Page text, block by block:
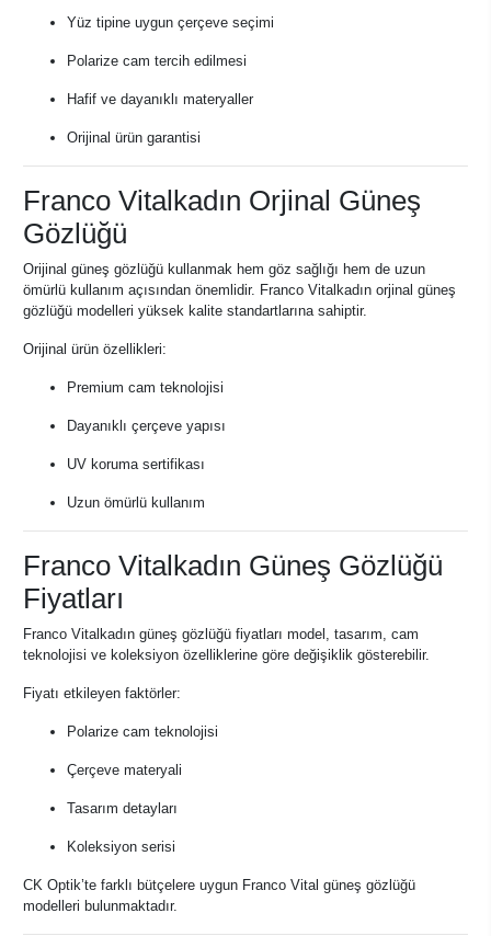
Yüz tipine uygun çerçeve seçimi
Polarize cam tercih edilmesi
Hafif ve dayanıklı materyaller
Orijinal ürün garantisi
Franco Vitalkadın Orjinal Güneş
Gözlüğü
Orijinal güneş gözlüğü kullanmak hem göz sağlığı hem de uzun
ömürlü kullanım açısından önemlidir. Franco Vitalkadın orjinal güneş
gözlüğü modelleri yüksek kalite standartlarına sahiptir.
Orijinal ürün özellikleri:
Premium cam teknolojisi
Dayanıklı çerçeve yapısı
UV koruma sertifikası
Uzun ömürlü kullanım
Franco Vitalkadın Güneş Gözlüğü
Fiyatları
Franco Vitalkadın güneş gözlüğü fiyatları model, tasarım, cam
teknolojisi ve koleksiyon özelliklerine göre değişiklik gösterebilir.
Fiyatı etkileyen faktörler:
Polarize cam teknolojisi
Çerçeve materyali
Tasarım detayları
Koleksiyon serisi
CK Optik’te farklı bütçelere uygun Franco Vital güneş gözlüğü
modelleri bulunmaktadır.